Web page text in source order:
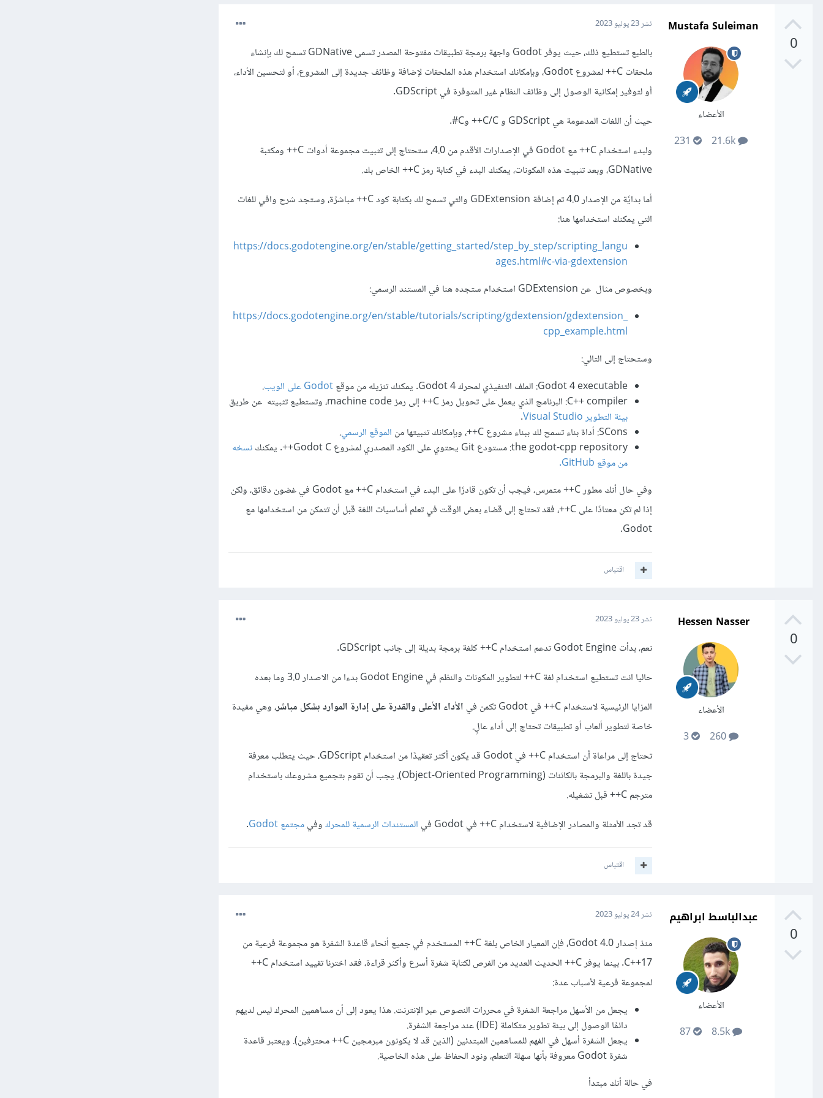
0
Mustafa Suleiman
الأعضاء
نشر23 يوليو 2023
بالطبع تستطيع ذلك، حيث يوفر Godot واجهة برمجة تطبيقات مفتوحة المصدر تسمى GDNative تسمح لك بإنشاء
ملحقات C++ لمشروع Godot، وبإمكانك استخدام هذه الملحقات لإضافة وظائف جديدة إلى المشروع، أو لتحسين الأداء،
أو لتوفير إمكانية الوصول إلى وظائف النظام غير المتوفرة في GDScript.
حيث أن اللغات المدعومة هي GDScript و C/C++ وC#.
ولبدء استخدام C++ مع Godot في الإصدارات الأقدم من 4.0، ستحتاج إلى تثبيت مجموعة أدوات C++ ومكتبة
GDNative، وبعد تثبيت هذه المكونات، يمكنك البدء في كتابة رمز C++ الخاص بك.
أما بدايًة من الإصدار 4.0 تم إضافة GDExtension والتي تسمح لك بكتابة كود C++ مباشرًة، وستجد شرح وافي للغات
التي يمكنك استخدامها هنا:
https://docs.godotengine.org/en/stable/getting_started/step_by_step/scripting_langu
ages.html#c-via-gdextension
وبخصوص مثال عن GDExtension استخدام ستجده هنا في المستند الرسمي:
https://docs.godotengine.org/en/stable/tutorials/scripting/gdextension/gdextension_
cpp_example.html
وستحتاج إلى التالي:
Godot 4 executable: الملف التنفيذي لمحرك Godot 4. يمكنك تنزيله من موقع
Godot على الويب
.
C++ compiler: البرنامج الذي يعمل على تحويل رمز C++ إلى رمز machine code، وتستطيع تثبيته عن طريق
بيئة التطوير Visual Studio
.
SCons: أداة بناء تسمح لك ببناء مشروع C++، وبإمكانك تثبيتها من
الموقع الرسمي.
the godot-cpp repository: مستودع Git يحتوي على الكود المصدري لمشروع Godot C++. يمكنك
نسخه
من موقع GitHub.
وفي حال أنك مطور C++ متمرس، فيجب أن تكون قادرًا على البدء في استخدام C++ مع Godot في غضون دقائق، ولكن
إذا لم تكن معتادًا على C++، فقد تحتاج إلى قضاء بعض الوقت في تعلم أساسيات اللغة قبل أن تتمكن من استخدامها مع
Godot.
اقتباس
0
Hessen Nasser
الأعضاء
نشر23 يوليو 2023
نعم، بدأت Godot Engine تدعم استخدام C++ كلغة برمجة بديلة إلى جانب GDScript.
حاليا انت تستطيع استخدام لغة C++ لتطوير المكونات والنظم في Godot Engine بدءا من الاصدار 3.0 وما بعده
المزايا الرئيسية لاستخدام C++ في Godot تكمن في
الأداء الأعلى والقدرة على إدارة الموارد بشكل مباشر، وهي مفيدة
خاصة لتطوير ألعاب أو تطبيقات تحتاج إلى أداء عالٍ.
تحتاج إلى مراعاة أن استخدام C++ في Godot قد يكون أكثر تعقيدًا من استخدام GDScript، حيث يتطلب معرفة
جيدة باللغة والبرمجة بالكائنات (Object-Oriented Programming). يجب أن تقوم بتجميع مشروعك باستخدام
مترجم C++ قبل تشغيله.
قد تجد الأمثلة والمصادر الإضافية لاستخدام C++ في Godot في
المستندات الرسمية للمحركوفيمجتمع Godot .
اقتباس
0
عبدالباسط ابراهيم
الأعضاء
نشر24 يوليو 2023
منذ إصدار Godot 4.0، فإن المعيار الخاص بلغة C++ المستخدم في جميع أنحاء قاعدة الشفرة هو مجموعة فرعية من
C++17. بينما يوفر C++ الحديث العديد من الفرص لكتابة شفرة أسرع وأكثر قراءة، فقد اخترنا تقييد استخدام C++
لمجموعة فرعية لأسباب عدة:
يجعل من الأسهل مراجعة الشفرة في محررات النصوص عبر الإنترنت. هذا يعود إلى أن مساهمين المحرك ليس لديهم
دائمًا الوصول إلى بيئة تطوير متكاملة (IDE) عند مراجعة الشفرة.
يجعل الشفرة أسهل في الفهم للمساهمين المبتدئين (الذين قد لا يكونون مبرمجين C++ محترفين). ويعتبر قاعدة
شفرة Godot معروفة بأنها سهلة التعلم، ونود الحفاظ على هذه الخاصية.
في حالة أنك مبتدأ